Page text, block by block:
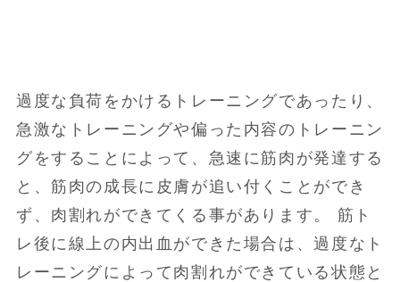
過度な負荷をかけるトレーニングであったり、
急激なトレーニングや偏った内容のトレーニン
グをすることによって、急速に筋肉が発達する
と、筋肉の成長に皮膚が追い付くことができ
ず、肉割れができてくる事があります。 筋ト
レ後に線上の内出血ができた場合は、過度なト
レーニングによって肉割れができている状態と